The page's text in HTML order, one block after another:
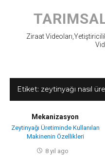
Ziraat
Etiket: zeytinyağı nasıl
Mekanizasyon
Zeytinyağı Üretiminde Kullanılan
Makinenin Özellikleri
8 yıl ago